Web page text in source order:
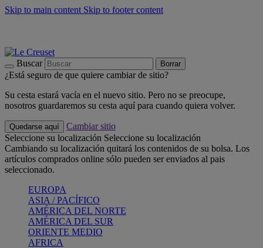
Skip to main content Skip to footer content
Buscar Borrar
¿Está seguro de que quiere cambiar de sitio?
Su cesta estará vacía en el nuevo sitio. Pero no se preocupe,
nosotros guardaremos su cesta aquí para cuando quiera volver.
Quedarse aquí
Cambiar sitio
Seleccione su localización Seleccione su localización
Cambiando su localización quitará los contenidos de su bolsa. Los
artículos comprados online sólo pueden ser enviados al pais
seleccionado.
EUROPA
ASIA / PACÍFICO
AMÉRICA DEL NORTE
AMÉRICA DEL SUR
ORIENTE MEDIO
AFRICA